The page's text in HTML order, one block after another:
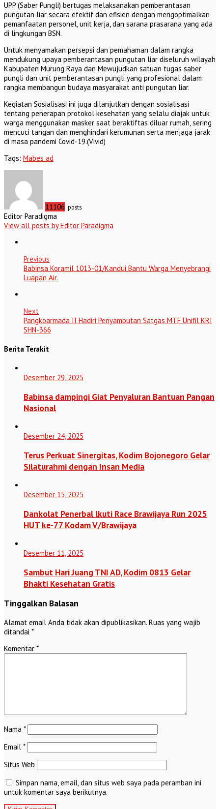
UPP (Saber Pungli) bertugas melaksanakan pemberantasan
pungutan liar secara efektif dan efisien dengan mengoptimalkan
pemanfaatan personel, unit kerja, dan sarana prasarana yang ada
di lingkungan BSN.
Untuk menyamakan persepsi dan pemahaman dalam rangka
mendukung upaya pemberantasan pungutan liar diseluruh wilayah
Kabupaten Murung Raya dan Mewujudkan satuan tugas saber
pungli dan unit pemberantasan pungli yang profesional dalam
rangka membangun budaya masyarakat anti pungutan liar.
Kegiatan Sosialisasi ini juga dilanjutkan dengan sosialisasi
tentang penerapan protokol kesehatan yang selalu diajak untuk
warga menggunakan masker saat beraktiftas diluar rumah, sering
mencuci tangan dan menghindari kerumunan serta menjaga jarak
di masa pandemi Covid-19.(Vivid)
Tags: Mabes ad
11106 posts
Editor Paradigma
View all posts by Editor Paradigma
Previous
Babinsa Koramil 1013-01/Kandui Bantu Warga Menyebrangi
Luapan Air.
Next
Pangkoarmada II Hadiri Penyambutan Satgas MTF Unifil KRI
SHN-366
Berita Terakit
Desember 29, 2025
Babinsa dampingi Giat Penyaluran Bantuan Pangan
Nasional
Desember 24, 2025
Terus Perkuat Sinergitas, Kodim Bojonegoro Gelar
Silaturahmi dengan Insan Media
Desember 15, 2025
Dankolat Penerbal lkuti Race Brawijaya Run 2025
HUT ke-77 Kodam V/Brawijaya
Desember 11, 2025
Sambut Hari Juang TNI AD, Kodim 0813 Gelar
Bhakti Kesehatan Gratis
Tinggalkan Balasan
Alamat email Anda tidak akan dipublikasikan. Ruas yang wajib
ditandai *
Komentar *
Nama *
Email *
Situs Web
Simpan nama, email, dan situs web saya pada peramban ini
untuk komentar saya berikutnya.